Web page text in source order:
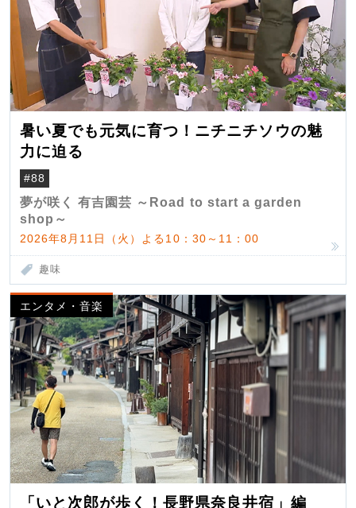
暑い夏でも元気に育つ！ニチニチソウの魅
力に迫る
#88
夢が咲く 有吉園芸 ～Road to start a garden
shop～
2026年8月11日（火）よる10：30～11：00
趣味
エンタメ・音楽
「いと次郎が歩く！長野県奈良井宿」編